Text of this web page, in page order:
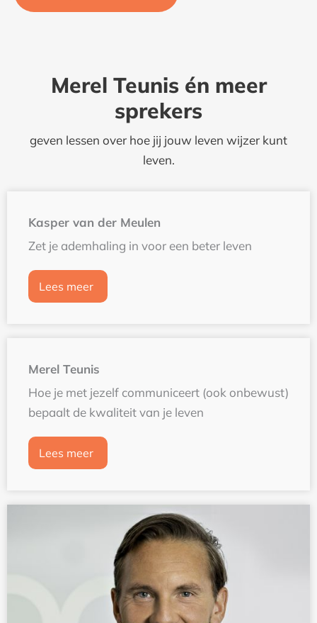
Merel Teunis én meer
sprekers
geven lessen over hoe jij jouw leven wijzer kunt
leven.
Kasper van der Meulen
Zet je ademhaling in voor een beter leven
Lees meer
Merel Teunis
Hoe je met jezelf communiceert (ook onbewust)
bepaalt de kwaliteit van je leven
Lees meer